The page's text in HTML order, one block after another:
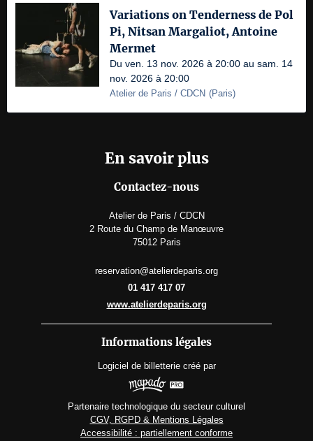
Variations on Tenderness de Pol
Pi, Nitsan Margaliot, Antoine
Mermet
Du ven. 13 nov. 2026 à 20:00 au sam. 14
nov. 2026 à 20:00
Atelier de Paris / CDCN (Paris)
En savoir plus
Contactez-nous
Atelier de Paris / CDCN
2 Route du Champ de Manœuvre
75012 Paris
reservation@atelierdeparis.org
01 417 417 07
www.atelierdeparis.org
Informations légales
Logiciel de billetterie créé par
Partenaire technologique du secteur culturel
CGV, RGPD & Mentions Légales
Accessibilité : partiellement conforme